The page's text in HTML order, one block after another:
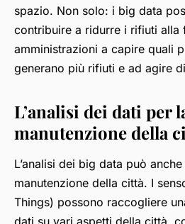
spazio. Non solo: i big data
contribuire a ridurre i rifiuti alla
amministrazioni a capire quali
generano più rifiuti e ad agire
L’analisi dei dati per
manutenzione della
L’analisi dei big data può
manutenzione della città. I
Things) possono raccogliere